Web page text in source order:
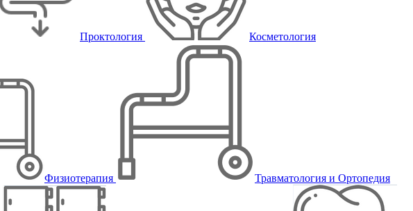
Проктология Косметология
Физиотерапия Травматология и Ортопедия